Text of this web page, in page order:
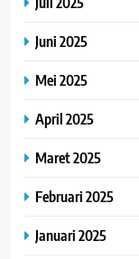
Juni 2025
Mei 2025
April 2025
Maret 2025
Februari 2025
Januari 2025